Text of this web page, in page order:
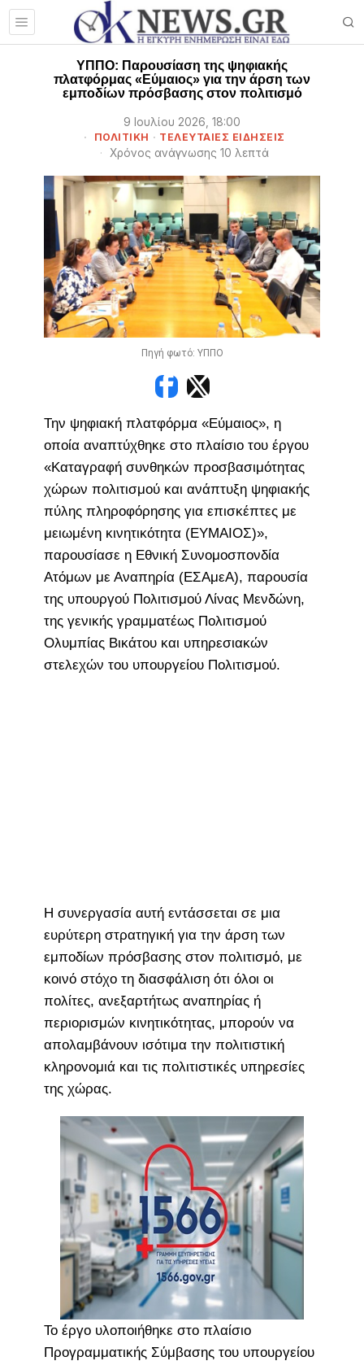
ΥΠΠΟ: Παρουσίαση της ψηφιακής
πλατφόρμας «Εύμαιος» για την άρση των
εμποδίων πρόσβασης στον πολιτισμό
9 Ιουλίου 2026, 18:00
ΠΟΛΙΤΙΚΗ · ΤΕΛΕΥΤΑΙΕΣ ΕΙΔΗΣΕΙΣ
Χρόνος ανάγνωσης 10 λεπτά
Πηγή φωτό: ΥΠΠΟ
Την ψηφιακή πλατφόρμα «Εύμαιος», η
οποία αναπτύχθηκε στο πλαίσιο του έργου
«Καταγραφή συνθηκών προσβασιμότητας
χώρων πολιτισμού και ανάπτυξη ψηφιακής
πύλης πληροφόρησης για επισκέπτες με
μειωμένη κινητικότητα (ΕΥΜΑΙΟΣ)»,
παρουσίασε η Εθνική Συνομοσπονδία
Ατόμων με Αναπηρία (ΕΣΑμεΑ), παρουσία
της υπουργού Πολιτισμού Λίνας Μενδώνη,
της γενικής γραμματέως Πολιτισμού
Ολυμπίας Βικάτου και υπηρεσιακών
στελεχών του υπουργείου Πολιτισμού.
Η συνεργασία αυτή εντάσσεται σε μια
ευρύτερη στρατηγική για την άρση των
εμποδίων πρόσβασης στον πολιτισμό, με
κοινό στόχο τη διασφάλιση ότι όλοι οι
πολίτες, ανεξαρτήτως αναπηρίας ή
περιορισμών κινητικότητας, μπορούν να
απολαμβάνουν ισότιμα την πολιτιστική
κληρονομιά και τις πολιτιστικές υπηρεσίες
της χώρας.
Το έργο υλοποιήθηκε στο πλαίσιο
Προγραμματικής Σύμβασης του υπουργείου